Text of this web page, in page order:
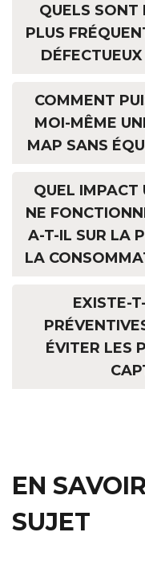
QUELS SONT
PLUS
COMMENT
MOI-MÊME
MAP SANS
QUEL IMPACT
NE
A-T-IL SUR LA
LA
EXISTE-
ÉVITER LES
EN
SUJET